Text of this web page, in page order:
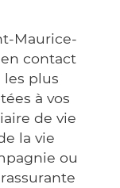
Maurice-
contact
les plus
à vos
de vie
la vie
ou